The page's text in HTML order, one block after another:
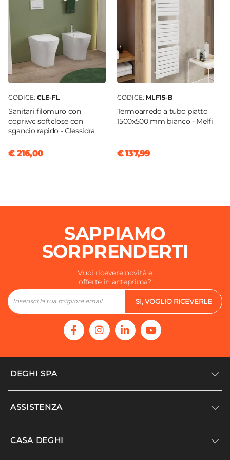
Tipo Cartuccia
CODICE: CLE-FL
Sanitari filomuro con
copriwc softclose con
sgancio rapido - Clessidra
€ 216,00
CODICE: MLF15-B
Termoarredo a tubo piatto
1500x500 mm bianco - Melfi
€ 137,99
SAPPIAMO
SORPRENDERTI
Vuoi ricevere novità e
offerte in anteprima?
SI, VOGLIO RICEVERLE
DEGHI SPA
Accedi/Registrati
ASSISTENZA
Supporto
CASA DEGHI